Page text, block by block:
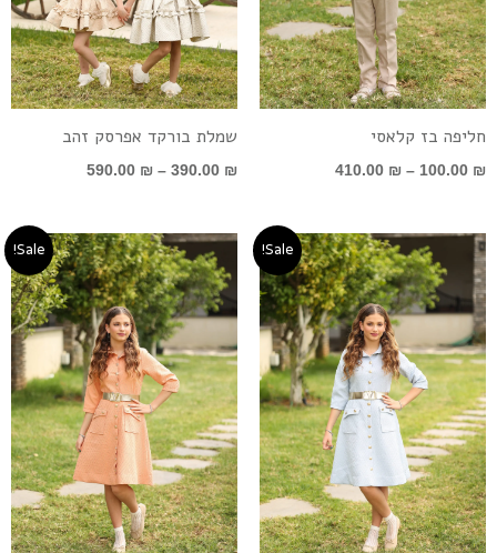
חליפה בז קלאסי
100.00 ₪
–
410.00 ₪
שמלת בורקד אפרסק זהב
390.00 ₪
–
590.00 ₪
Sale!
טווח
מחירים:
עד
Sale!
טווח
מחירים:
עד